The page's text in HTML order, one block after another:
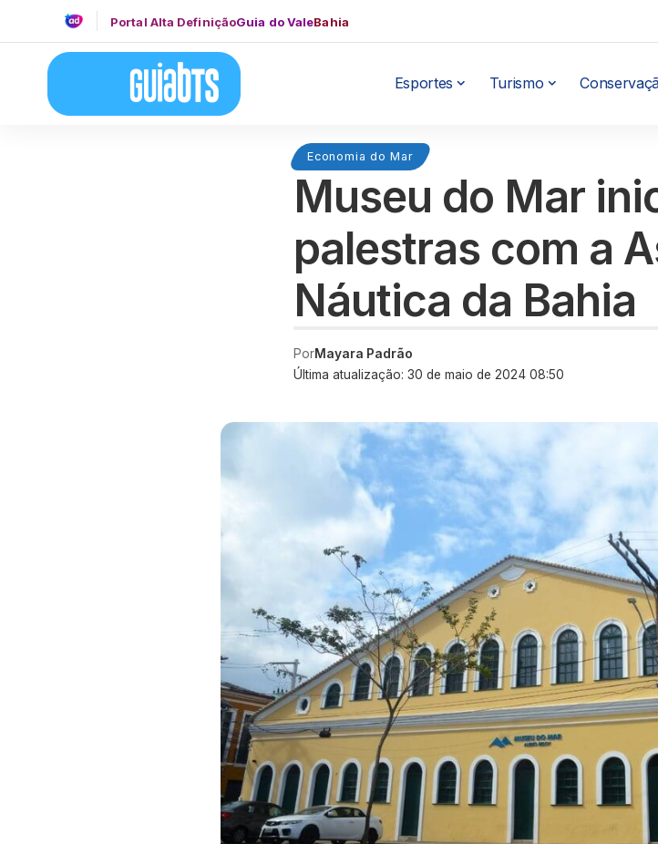
Portal Alta DefiniçãoGuia do ValeBahia
Esportes Turismo
Economia do Mar
Museu do Mar
palestras com a
Náutica da Bahia
Última atualização: 30 de maio de 2024 08:50
PorMayara Padrão